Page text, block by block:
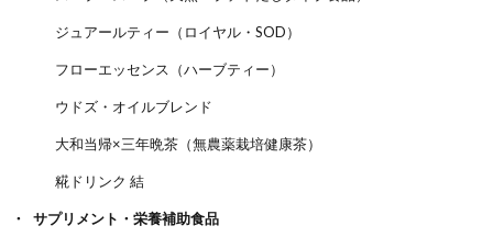
ジュアールティー（ロイヤル・SOD）
フローエッセンス（ハーブティー）
ウドズ・オイルブレンド
大和当帰×三年晩茶（無農薬栽培健康茶）
糀ドリンク 結
サプリメント・栄養補助食品